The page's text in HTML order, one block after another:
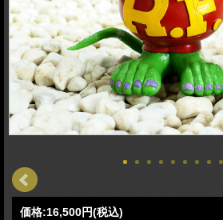
価格:16,500円(税込)